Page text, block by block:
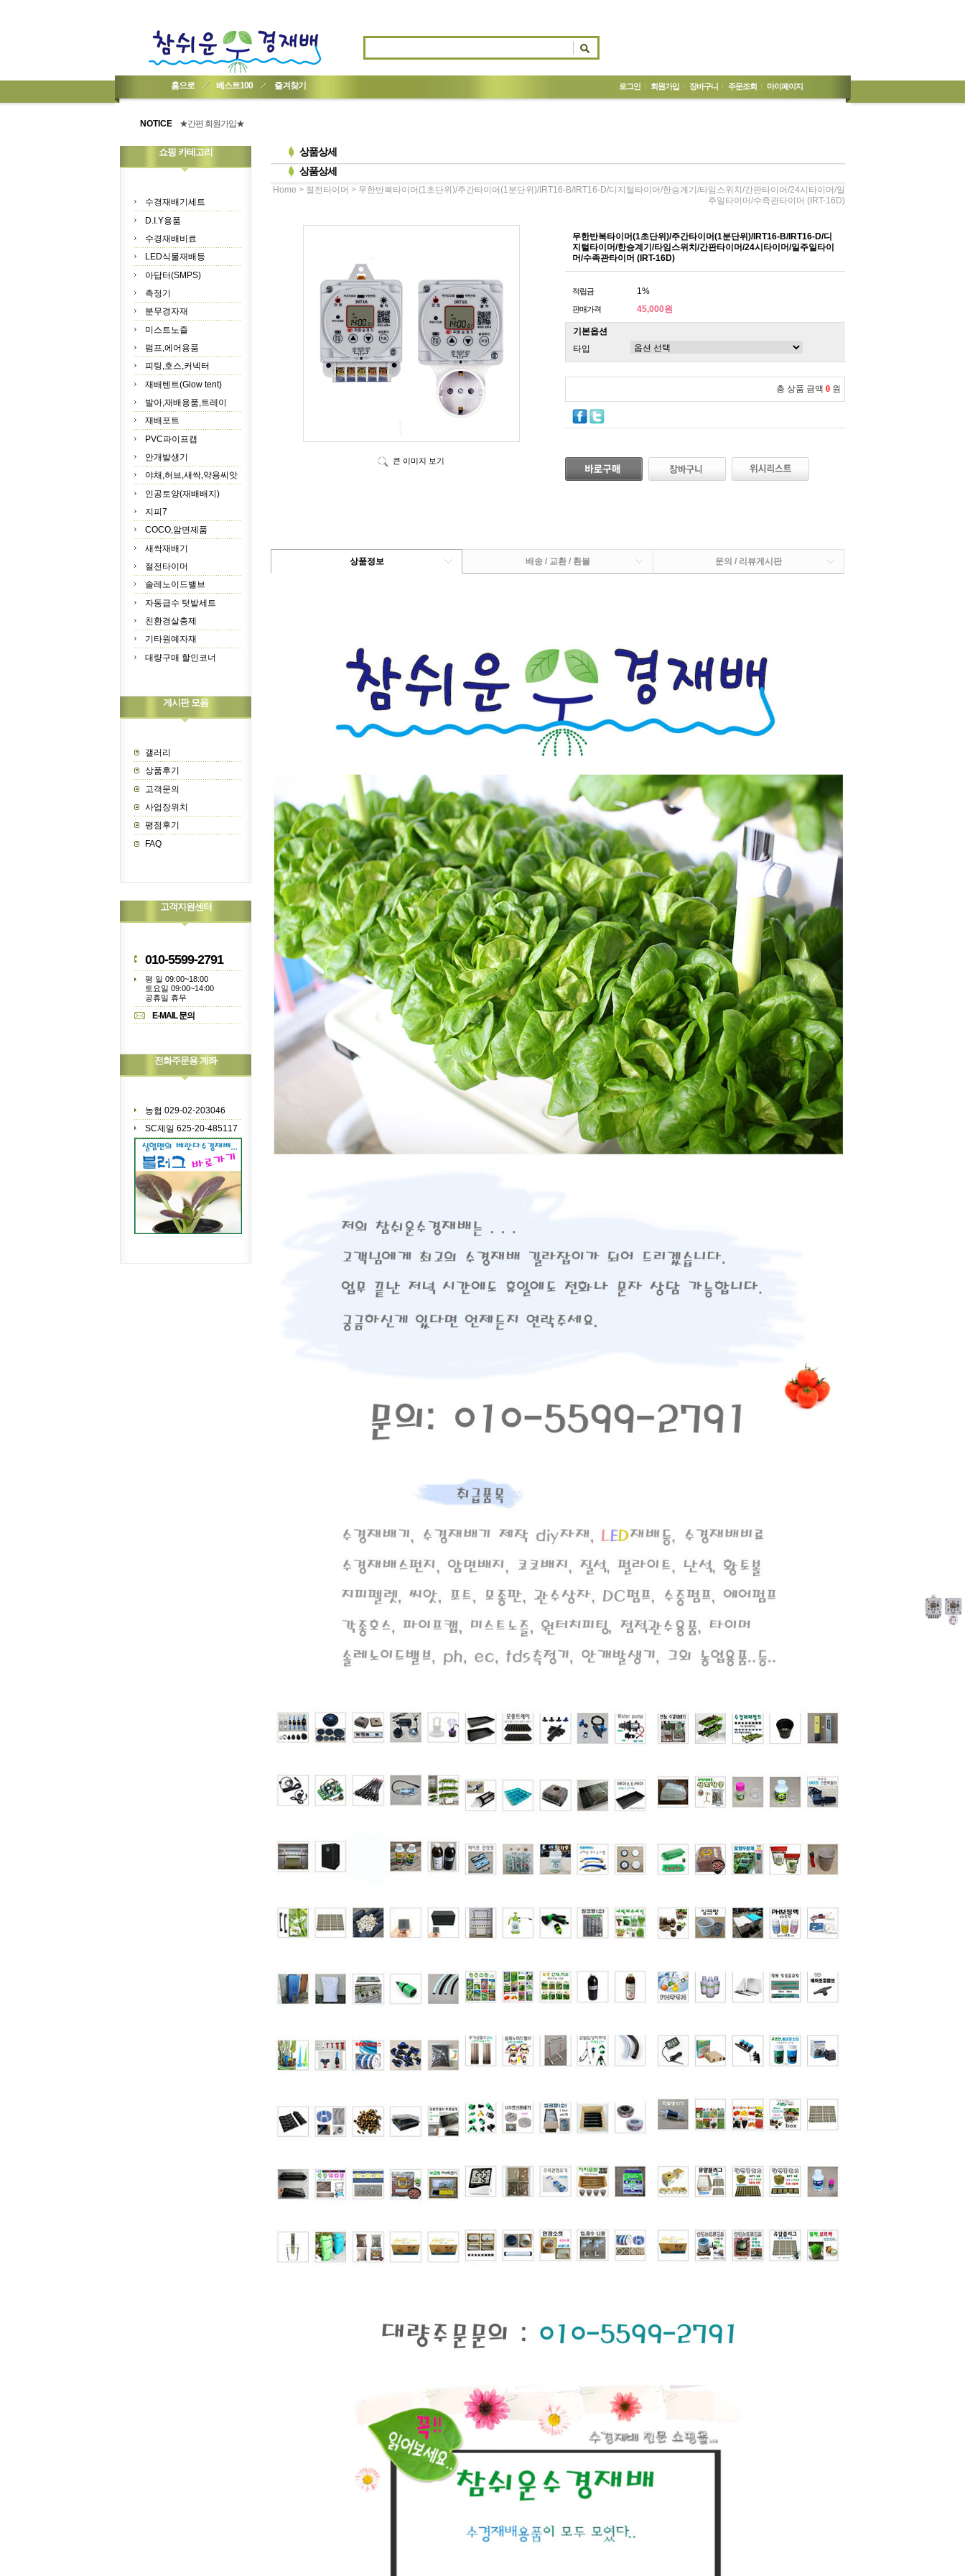
홈으로 베스트100 즐겨찾기 로그인 회원가입 장바구니 주문조회 마이페이지
NOTICE
★기업회원가입 방법..
★간편 회원가입★
쇼핑 카테고리
수경재배기세트
D.I.Y용품
수경재배비료
LED식물재배등
아답터(SMPS)
측정기
분무경자재
미스트노즐
펌프,에어용품
피팅,호스,커넥터
재배텐트(Glow tent)
발아,재배용품,트레이
재배포트
PVC파이프캡
안개발생기
야채,허브,새싹,약용씨앗
인공토양(재배배지)
지피7
COCO,암면제품
새싹재배기
절전타이머
솔레노이드밸브
자동급수 텃밭세트
친환경살충제
기타원예자재
대량구매 할인코너
게시판 모음
갤러리
상품후기
고객문의
사업장위치
평점후기
FAQ
고객지원센터
010-5599-2791
평 일 09:00~18:00
토요일 09:00~14:00
공휴일 휴무
E-MAIL 문의
전화주문용 계좌
농협 029-02-203046
SC제일 625-20-485117
상품상세
상품상세
Home > 절전타이머 > 무한반복타이머(1초단위)/주간타이머(1분단위)/IRT16-B/IRT16-D/디지털타이머/한승계기/타임스위치/간판타이머/24시타이머/일
주일타이머/수족관타이머 (IRT-16D)
큰 이미지 보기
무한반복타이머(1초단위)/주간타이머(1분단위)/IRT16-B/IRT16-D/디
지털타이머/한승계기/타임스위치/간판타이머/24시타이머/일주일타이
머/수족관타이머 (IRT-16D)
적립금 1%
판매가격 45,000원
기본옵션
타입
총 상품 금액 0 원
상품정보 배송 / 교환 / 환불 문의 / 리뷰게시판